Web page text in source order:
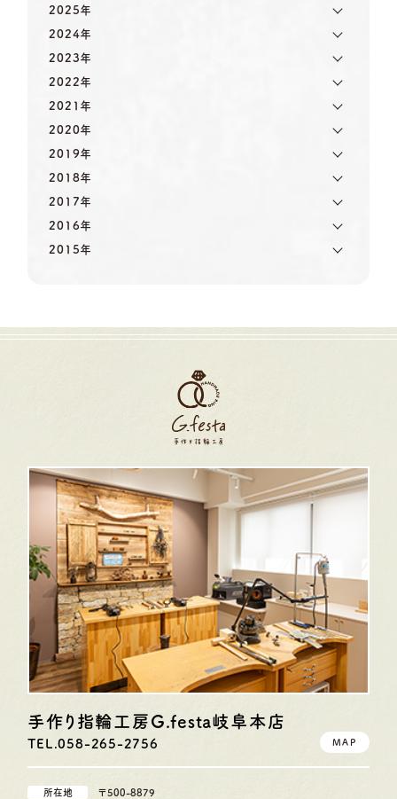
2025年
2024年
2023年
2022年
2021年
2020年
2019年
2018年
2017年
2016年
2015年
手作り指輪工房G.festa岐阜本店
TEL.058-265-2756 MAP
所在地
〒500-8879